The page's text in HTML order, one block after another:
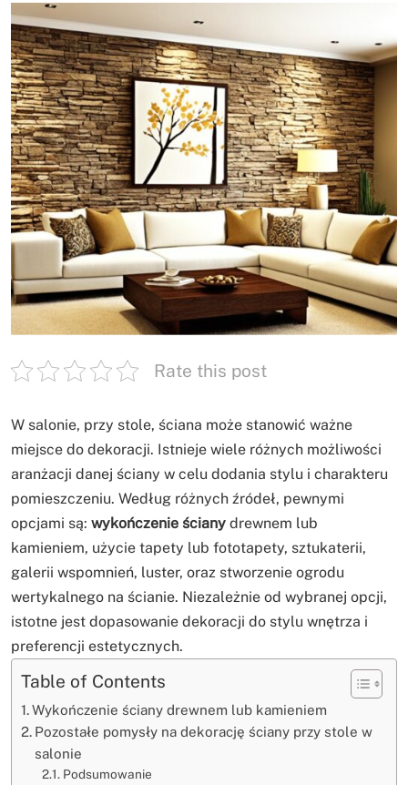
Rate this post
W salonie, przy stole, ściana może stanowić ważne
miejsce do dekoracji. Istnieje wiele różnych możliwości
aranżacji danej ściany w celu dodania stylu i charakteru
pomieszczeniu. Według różnych źródeł, pewnymi
opcjami są: wykończenie ściany drewnem lub
kamieniem, użycie tapety lub fototapety, sztukaterii,
galerii wspomnień, luster, oraz stworzenie ogrodu
wertykalnego na ścianie. Niezależnie od wybranej opcji,
istotne jest dopasowanie dekoracji do stylu wnętrza i
preferencji estetycznych.
Table of Contents
Wykończenie ściany drewnem lub kamieniem
Pozostałe pomysły na dekorację ściany przy stole w
salonie
Podsumowanie